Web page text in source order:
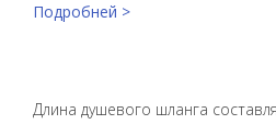
Подробней >
Длина душевого шланга